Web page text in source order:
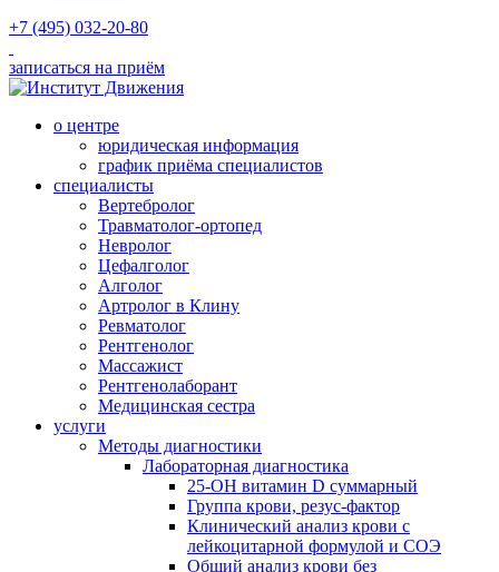
+7 (495) 032-20-80
записаться на приём
о центре
юридическая информация
график приёма специалистов
специалисты
Вертебролог
Травматолог-ортопед
Невролог
Цефалголог
Алголог
Артролог в Клину
Ревматолог
Рентгенолог
Массажист
Рентгенолаборант
Медицинская сестра
услуги
Методы диагностики
Лабораторная диагностика
25-OH витамин D суммарный
Группа крови, резус-фактор
Клинический анализ крови с
лейкоцитарной формулой и СОЭ
Общий анализ крови без